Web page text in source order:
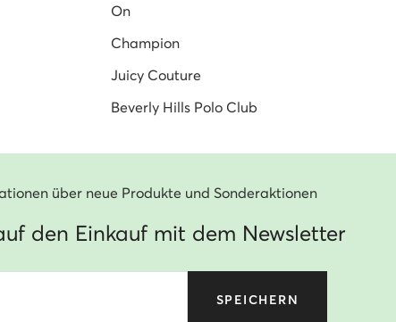
On
Champion
Juicy Couture
Beverly Hills Polo Club
über neue Produkte und Sonderaktionen
den Einkauf mit dem Newsletter
SPEICHERN